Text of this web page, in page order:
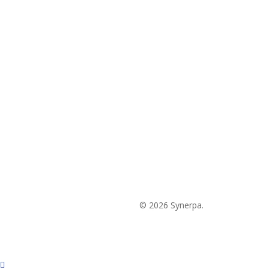
© 2026 Synerpa.